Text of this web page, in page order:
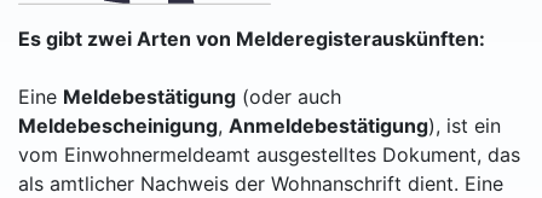
Es gibt zwei Arten von Melderegisterauskünften:
Eine Meldebestätigung (oder auch
Meldebescheinigung, Anmeldebestätigung), ist ein
vom Einwohnermeldeamt ausgestelltes Dokument, das
als amtlicher Nachweis der Wohnanschrift dient. Eine